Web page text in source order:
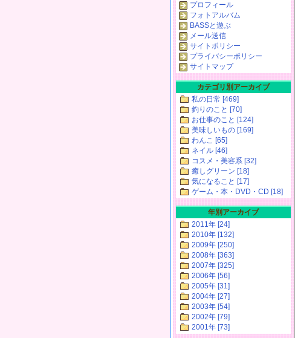
プロフィール
フォトアルバム
BASSと遊ぶ
メール送信
サイトポリシー
プライバシーポリシー
サイトマップ
カテゴリ別アーカイブ
私の日常 [469]
釣りのこと [70]
お仕事のこと [124]
美味しいもの [169]
わんこ [65]
ネイル [46]
コスメ・美容系 [32]
癒しグリーン [18]
気になること [17]
ゲーム・本・DVD・CD [18]
年別アーカイブ
2011年 [24]
2010年 [132]
2009年 [250]
2008年 [363]
2007年 [325]
2006年 [56]
2005年 [31]
2004年 [27]
2003年 [54]
2002年 [79]
2001年 [73]